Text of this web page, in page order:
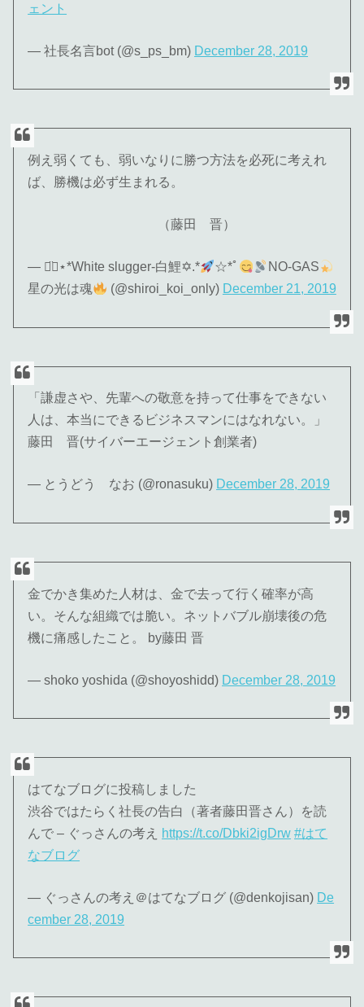
ェント
— 社長名言bot (@s_ps_bm) December 28, 2019
例え弱くても、弱いなりに勝つ方法を必死に考えれ
ば、勝機は必ず生まれる。
（藤田 晋）
— ◡̈⃝︎⋆︎*White slugger-白鯉✡.* ☆*ﾟ
NO-GAS
星の光は魂
(@shiroi_koi_only) December 21, 2019
「謙虚さや、先輩への敬意を持って仕事をできない
人は、本当にできるビジネスマンにはなれない。」
藤田 晋(サイバーエージェント創業者)
— とうどう なお (@ronasuku) December 28, 2019
金でかき集めた人材は、金で去って行く確率が高
い。そんな組織では脆い。ネットバブル崩壊後の危
機に痛感したこと。 by藤田 晋
— shoko yoshida (@shoyoshidd) December 28, 2019
はてなブログに投稿しました
渋谷ではたらく社長の告白（著者藤田晋さん）を読
んで – ぐっさんの考え
https://t.co/Dbki2igDrw #はて
なブログ
— ぐっさんの考え＠はてなブログ (@denkojisan) De
cember 28, 2019